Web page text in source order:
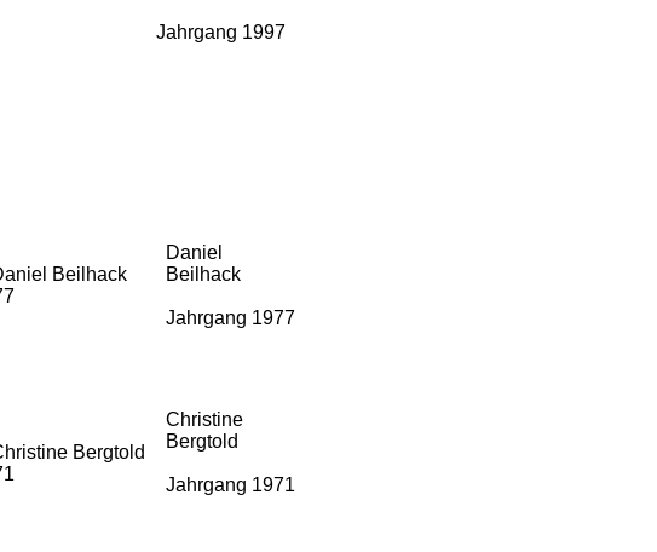
Jahrgang 1997
Daniel
Beilhack
Jahrgang 1977
Christine
Bergtold
Jahrgang 1971